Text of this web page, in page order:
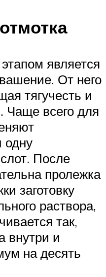
является
От него
тягучесть и
Чаще всего для
одну
После
пролежка
заготовку
раствора,
так,
внутри и
на десять